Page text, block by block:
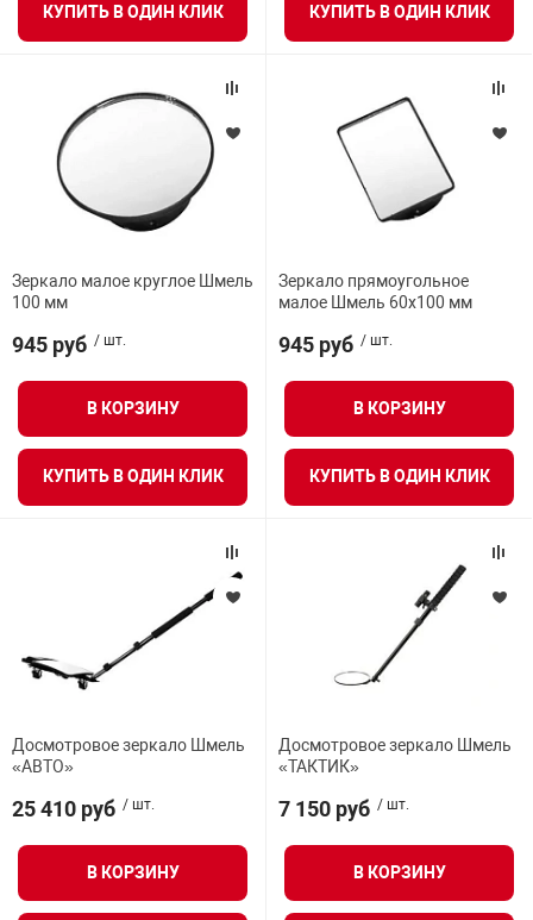
КУПИТЬ В ОДИН КЛИК КУПИТЬ В ОДИН КЛИК
Зеркало малое круглое Шмель
100 мм
945 руб / шт.
В КОРЗИНУ
КУПИТЬ В ОДИН КЛИК
Зеркало прямоугольное
малое Шмель 60х100 мм
945 руб / шт.
В КОРЗИНУ
КУПИТЬ В ОДИН КЛИК
Досмотровое зеркало Шмель
«АВТО»
25 410 руб / шт.
В КОРЗИНУ
Досмотровое зеркало Шмель
«ТАКТИК»
7 150 руб / шт.
В КОРЗИНУ